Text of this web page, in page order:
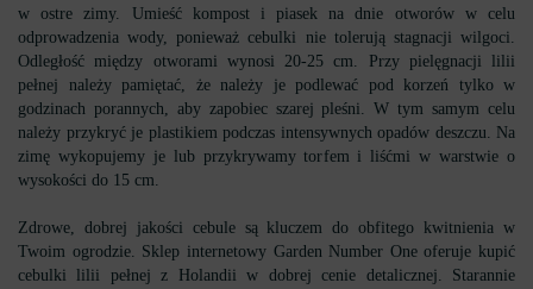
w ostre zimy. Umieść kompost i piasek na dnie otworów w celu
odprowadzenia wody, ponieważ cebulki nie tolerują stagnacji wilgoci.
Odległość między otworami wynosi 20-25 cm. Przy pielęgnacji lilii
pełnej należy pamiętać, że należy je podlewać pod korzeń tylko w
godzinach porannych, aby zapobiec szarej pleśni. W tym samym celu
należy przykryć je plastikiem podczas intensywnych opadów deszczu. Na
zimę wykopujemy je lub przykrywamy torfem i liśćmi w warstwie o
wysokości do 15 cm.
Zdrowe, dobrej jakości cebule są kluczem do obfitego kwitnienia w
Twoim ogrodzie. Sklep internetowy Garden Number One oferuje kupić
cebulki lilii pełnej z Holandii w dobrej cenie detalicznej. Starannie